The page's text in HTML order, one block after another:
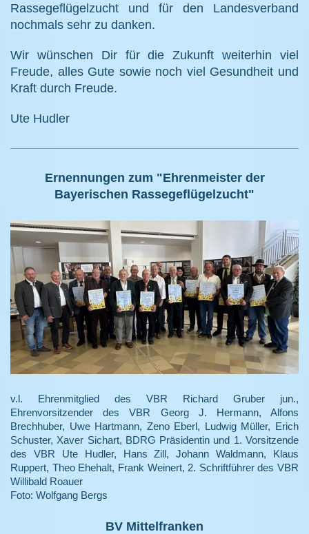
Rassegeflügelzucht und für den Landesverband
nochmals sehr zu danken.
Wir wünschen Dir für die Zukunft weiterhin viel
Freude, alles Gute sowie noch viel Gesundheit und
Kraft durch Freude.
Ute Hudler
Ernennungen zum "Ehrenmeister der
Bayerischen Rassegeflügelzucht"
v.l. Ehrenmitglied des VBR Richard Gruber jun.,
Ehrenvorsitzender des VBR Georg J. Hermann, Alfons
Brechhuber, Uwe Hartmann, Zeno Eberl, Ludwig Müller, Erich
Schuster, Xaver Sichart, BDRG Präsidentin und 1. Vorsitzende
des VBR Ute Hudler, Hans Zill, Johann Waldmann, Klaus
Ruppert, Theo Ehehalt, Frank Weinert, 2. Schriftführer des VBR
Willibald Roauer
Foto: Wolfgang Bergs
BV Mittelfranken